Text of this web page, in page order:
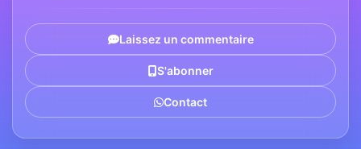
Laissez un commentaire
S'abonner
Contact